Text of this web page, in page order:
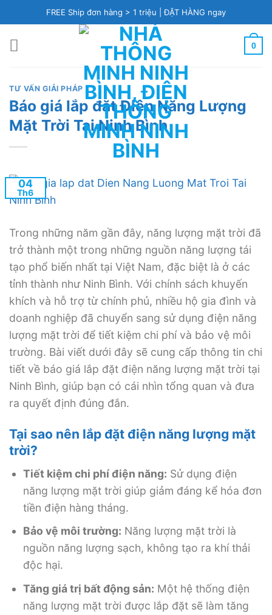
to
content
FREE Ship đơn hàng > 1 triệu |ĐẶT HÀNG ngay
0
TƯ VẤN GIẢI PHÁP
Báo giá lắp đặt Điện Năng Lượng
Mặt Trời Tại Ninh Bình
04
Th6
Trong những năm gần đây, năng lượng mặt trời đã
trở thành một trong những nguồn năng lượng tái
tạo phổ biến nhất tại Việt Nam, đặc biệt là ở các
tỉnh thành như Ninh Bình. Với chính sách khuyến
khích và hỗ trợ từ chính phủ, nhiều hộ gia đình và
doanh nghiệp đã chuyển sang sử dụng điện năng
lượng mặt trời để tiết kiệm chi phí và bảo vệ môi
trường. Bài viết dưới đây sẽ cung cấp thông tin chi
tiết về báo giá lắp đặt điện năng lượng mặt trời tại
Ninh Bình, giúp bạn có cái nhìn tổng quan và đưa
ra quyết định đúng đắn.
Tại sao nên lắp đặt điện năng lượng mặt
trời?
Tiết kiệm chi phí điện năng: Sử dụng điện
năng lượng mặt trời giúp giảm đáng kể hóa đơn
tiền điện hàng tháng.
Bảo vệ môi trường: Năng lượng mặt trời là
nguồn năng lượng sạch, không tạo ra khí thải
độc hại.
Tăng giá trị bất động sản: Một hệ thống điện
năng lượng mặt trời được lắp đặt sẽ làm tăng